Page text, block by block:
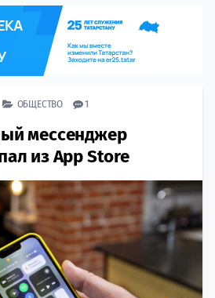
ОБЩЕСТВО 1
мессенджер
из App Store